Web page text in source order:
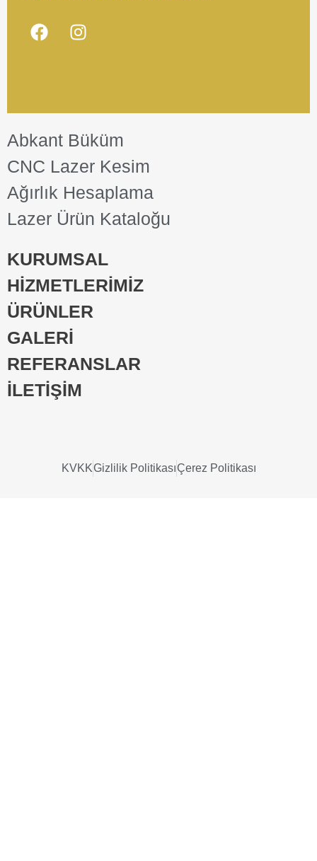
Abkant Büküm
CNC Lazer Kesim
Ağırlık Hesaplama
Lazer Ürün Kataloğu
KURUMSAL
HİZMETLERİMİZ
ÜRÜNLER
GALERİ
REFERANSLAR
İLETİŞİM
KVKKGizlilik PolitikasıÇerez Politikası